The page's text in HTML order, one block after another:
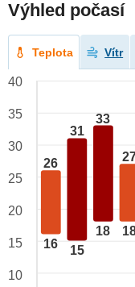
Výhled počasí
Teplota Vítr
26
16
31
15
33
18
40
35
30
25
20
15
10